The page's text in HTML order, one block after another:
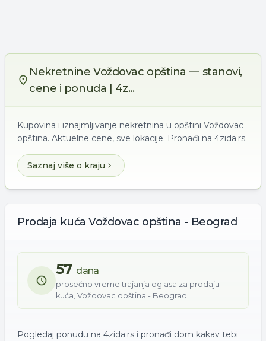
Nekretnine Voždovac opština — stanovi,
cene i ponuda | 4z...
Kupovina i iznajmljivanje nekretnina u opštini Voždovac
opština. Aktuelne cene, sve lokacije. Pronađi na 4zida.rs.
Saznaj više o kraju
Prodaja kuća Voždovac opština - Beograd
57 dana
prosečno vreme trajanja oglasa za prodaju
kuća, Voždovac opština - Beograd
Pogledaj ponudu na 4zida.rs i pronađi dom kakav tebi